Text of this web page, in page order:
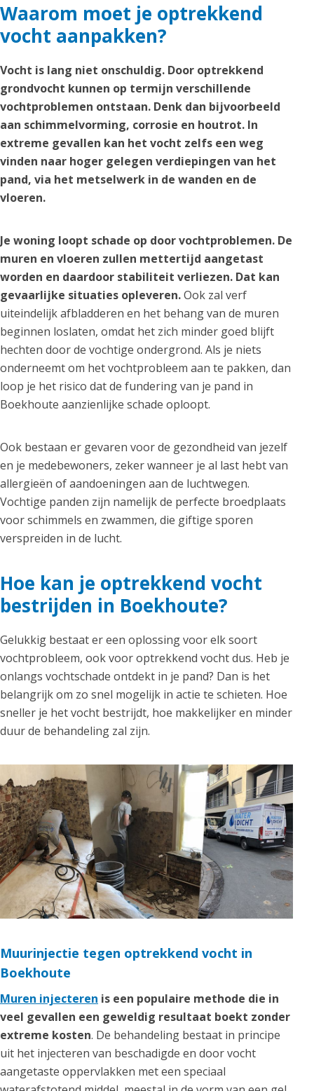
Waarom moet je optrekkend
vocht aanpakken?
Vocht is lang niet onschuldig. Door optrekkend
grondvocht kunnen op termijn verschillende
vochtproblemen ontstaan. Denk dan bijvoorbeeld
aan schimmelvorming, corrosie en houtrot. In
extreme gevallen kan het vocht zelfs een weg
vinden naar hoger gelegen verdiepingen van het
pand, via het metselwerk in de wanden en de
vloeren.
Je woning loopt schade op door vochtproblemen. De
muren en vloeren zullen mettertijd aangetast
worden en daardoor stabiliteit verliezen. Dat kan
gevaarlijke situaties opleveren.Ook zal verf
uiteindelijk afbladderen en het behang van de muren
beginnen loslaten, omdat het zich minder goed blijft
hechten door de vochtige ondergrond. Als je niets
onderneemt om het vochtprobleem aan te pakken, dan
loop je het risico dat de fundering van je pand in
Boekhoute aanzienlijke schade oploopt.
Ook bestaan er gevaren voor de gezondheid van jezelf
en je medebewoners, zeker wanneer je al last hebt van
allergieën of aandoeningen aan de luchtwegen.
Vochtige panden zijn namelijk de perfecte broedplaats
voor schimmels en zwammen, die giftige sporen
verspreiden in de lucht.
Hoe kan je optrekkend vocht
bestrijden in Boekhoute?
Gelukkig bestaat er een oplossing voor elk soort
vochtprobleem, ook voor optrekkend vocht dus. Heb je
onlangs vochtschade ontdekt in je pand? Dan is het
belangrijk om zo snel mogelijk in actie te schieten. Hoe
sneller je het vocht bestrijdt, hoe makkelijker en minder
duur de behandeling zal zijn.
Muurinjectie tegen optrekkend vocht in
Boekhoute
Muren injecteren is een populaire methode die in
veel gevallen een geweldig resultaat boekt zonder
extreme kosten. De behandeling bestaat in principe
uit het injecteren van beschadigde en door vocht
aangetaste oppervlakken met een speciaal